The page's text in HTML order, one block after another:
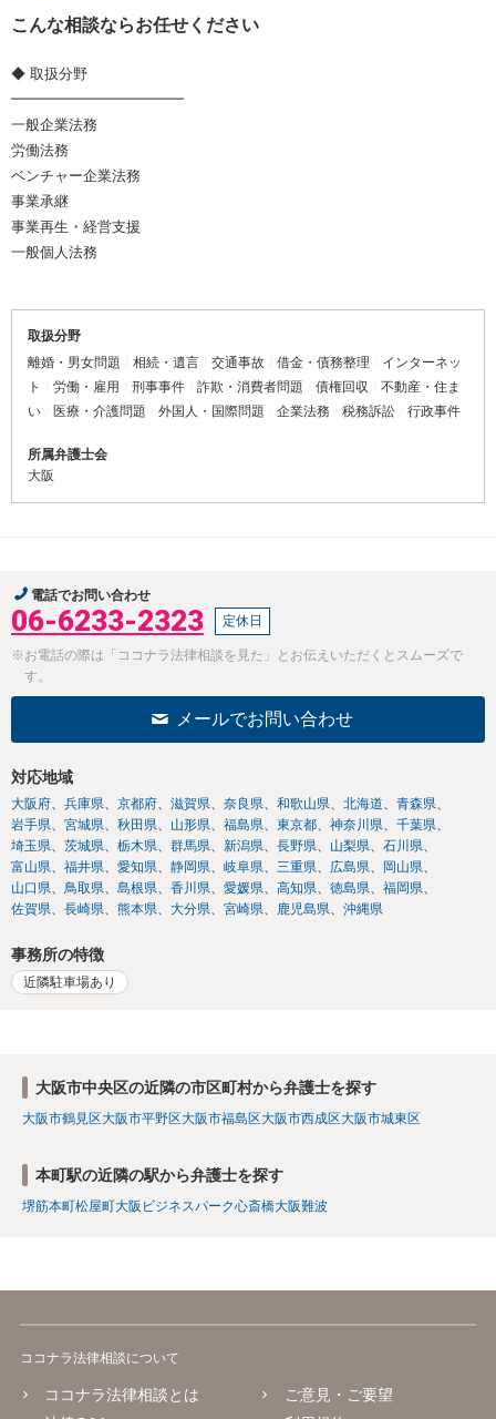
こんな相談ならお任せください
◆ 取扱分野
━━━━━━━━━━━━
一般企業法務
労働法務
ベンチャー企業法務
事業承継
事業再生・経営支援
一般個人法務
取扱分野
離婚・男女問題
相続・遺言 交通事故 借金・債務整理
インターネッ
ト
労働・雇用 刑事事件 詐欺・消費者問題 債権回収
不動産・住ま
い
医療・介護問題 外国人・国際問題 企業法務 税務訴訟 行政事件
所属弁護士会
大阪
電話でお問い合わせ
06-6233-2323 定休日
※お電話の際は「ココナラ法律相談を見た」とお伝えいただくとスムーズで
す。
メールでお問い合わせ
対応地域
大阪府 兵庫県 京都府 滋賀県 奈良県 和歌山県 北海道
青森県
岩手県
宮城県 秋田県 山形県 福島県 東京都 神奈川県
千葉県
埼玉県
茨城県 栃木県 群馬県 新潟県 長野県 山梨県
石川県
富山県
福井県 愛知県 静岡県 岐阜県 三重県 広島県
岡山県
山口県
鳥取県 島根県 香川県 愛媛県 高知県 徳島県
福岡県
佐賀県
長崎県 熊本県 大分県 宮崎県 鹿児島県 沖縄県
事務所の特徴
近隣駐車場あり
大阪市中央区の近隣の市区町村から弁護士を探す
大阪市鶴見区大阪市平野区大阪市福島区大阪市西成区大阪市城東区
本町駅の近隣の駅から弁護士を探す
堺筋本町松屋町大阪ビジネスパーク心斎橋大阪難波
ココナラ法律相談について
ココナラ法律相談とは
ご意見・ご要望